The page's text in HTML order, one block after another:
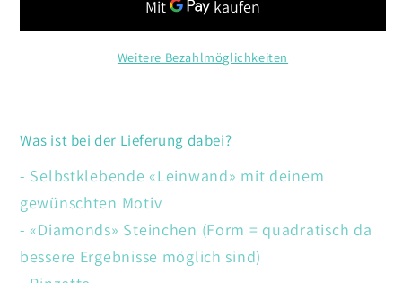
Weitere Bezahlmöglichkeiten
Was ist bei der Lieferung dabei?
- Selbstklebende «Leinwand» mit deinem
gewünschten Motiv
- «Diamonds» Steinchen (Form = quadratisch da
bessere Ergebnisse möglich sind)